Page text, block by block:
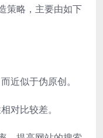
策略，主要由如下
近似于伪原创。
对比较差。